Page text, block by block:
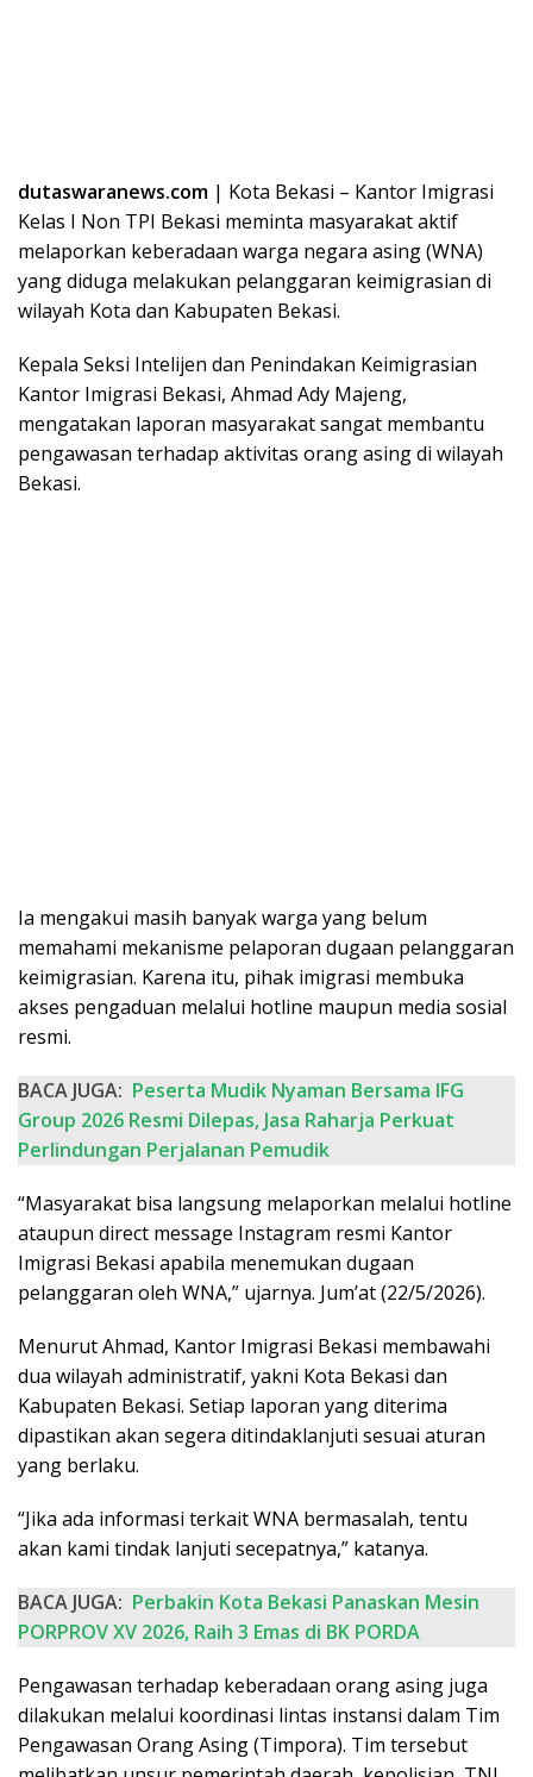
dutaswaranews.com | Kota Bekasi – Kantor Imigrasi
Kelas I Non TPI Bekasi meminta masyarakat aktif
melaporkan keberadaan warga negara asing (WNA)
yang diduga melakukan pelanggaran keimigrasian di
wilayah Kota dan Kabupaten Bekasi.
Kepala Seksi Intelijen dan Penindakan Keimigrasian
Kantor Imigrasi Bekasi, Ahmad Ady Majeng,
mengatakan laporan masyarakat sangat membantu
pengawasan terhadap aktivitas orang asing di wilayah
Bekasi.
Ia mengakui masih banyak warga yang belum
memahami mekanisme pelaporan dugaan pelanggaran
keimigrasian. Karena itu, pihak imigrasi membuka
akses pengaduan melalui hotline maupun media sosial
resmi.
BACA JUGA: Peserta Mudik Nyaman Bersama IFG
Group 2026 Resmi Dilepas, Jasa Raharja Perkuat
Perlindungan Perjalanan Pemudik
“Masyarakat bisa langsung melaporkan melalui hotline
ataupun direct message Instagram resmi Kantor
Imigrasi Bekasi apabila menemukan dugaan
pelanggaran oleh WNA,” ujarnya. Jum’at (22/5/2026).
Menurut Ahmad, Kantor Imigrasi Bekasi membawahi
dua wilayah administratif, yakni Kota Bekasi dan
Kabupaten Bekasi. Setiap laporan yang diterima
dipastikan akan segera ditindaklanjuti sesuai aturan
yang berlaku.
“Jika ada informasi terkait WNA bermasalah, tentu
akan kami tindak lanjuti secepatnya,” katanya.
BACA JUGA: Perbakin Kota Bekasi Panaskan Mesin
PORPROV XV 2026, Raih 3 Emas di BK PORDA
Pengawasan terhadap keberadaan orang asing juga
dilakukan melalui koordinasi lintas instansi dalam Tim
Pengawasan Orang Asing (Timpora). Tim tersebut